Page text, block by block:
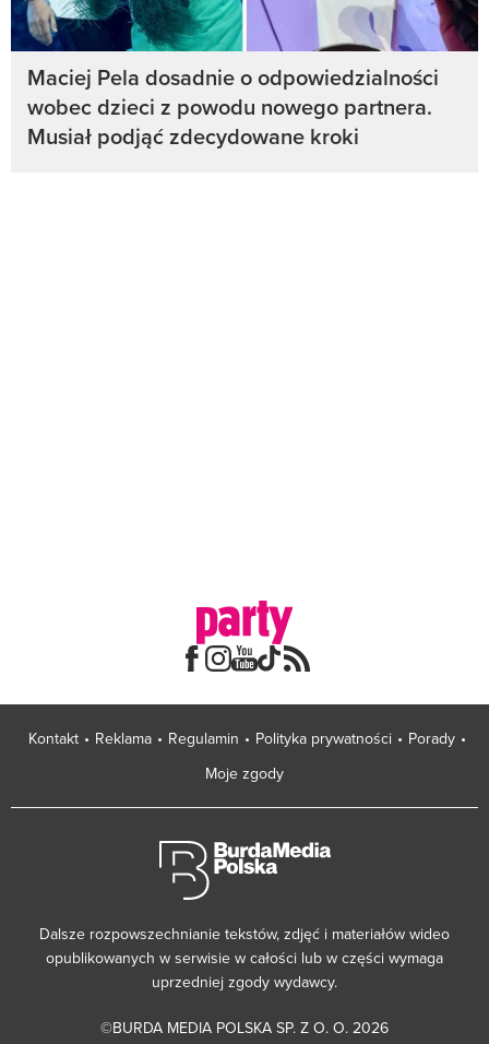
Maciej Pela dosadnie o odpowiedzialności
wobec dzieci z powodu nowego partnera.
Musiał podjąć zdecydowane kroki
Kontakt Reklama Regulamin Polityka prywatności
Porady
Moje zgody
Dalsze rozpowszechnianie tekstów, zdjęć i materiałów wideo
opublikowanych w serwisie w całości lub w części wymaga
uprzedniej zgody wydawcy.
©BURDA MEDIA POLSKA SP. Z O. O. 2026